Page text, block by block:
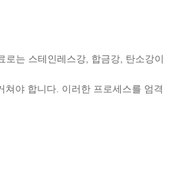
는 스테인레스강, 합금강, 탄소강이
야 합니다. 이러한 프로세스를 엄격